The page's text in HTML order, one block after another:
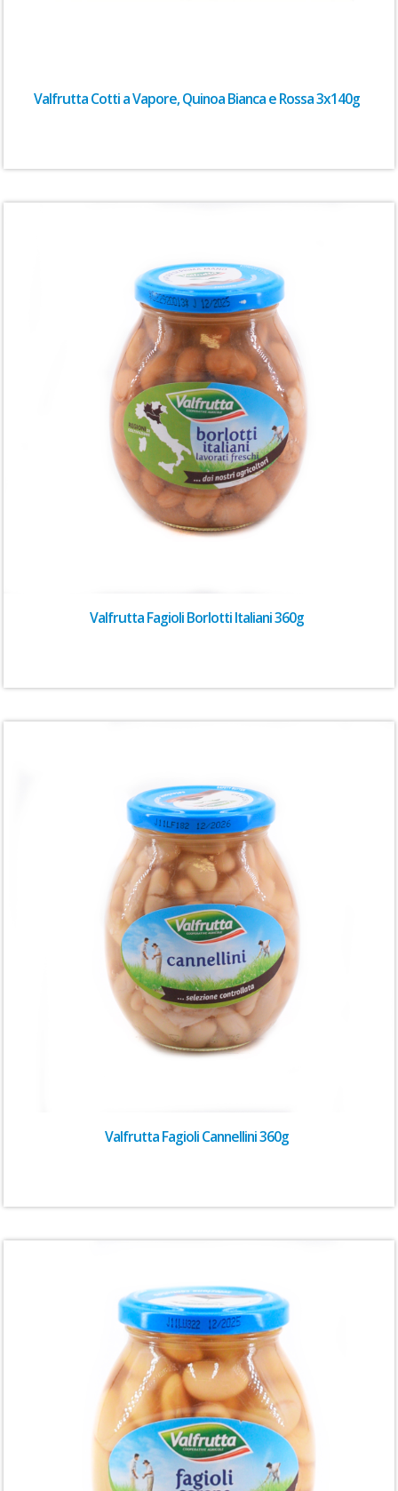
Valfrutta Cotti a Vapore, Quinoa Bianca e Rossa 3x140g
Valfrutta Fagioli Borlotti Italiani 360g
Valfrutta Fagioli Cannellini 360g